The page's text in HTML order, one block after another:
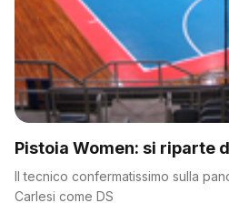
Pistoia Women: si riparte
Il tecnico confermatissimo sulla
Carlesi come DS